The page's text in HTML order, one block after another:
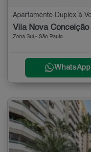
Vila Nova Conceição
Zona Sul - São Paulo
WhatsApp